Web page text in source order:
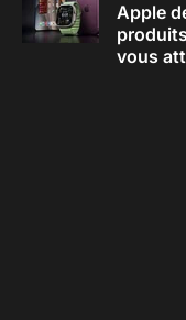
Apple
vous